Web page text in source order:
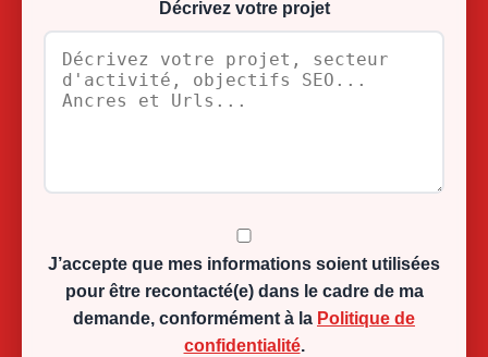
Décrivez votre projet
J’accepte que mes informations soient utilisées
pour être recontacté(e) dans le cadre de ma
demande, conformément à la Politique de
confidentialité.